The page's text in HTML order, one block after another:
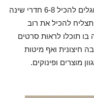
הווילות מגיעות עם חדרי שינה רבים המסוגלים להכיל 6-8 חדרי שינה
להכיל את רוב
בו תוכלו לראות סרטים
חיצונית ואף מיטות
מוצרים ופינוקים.